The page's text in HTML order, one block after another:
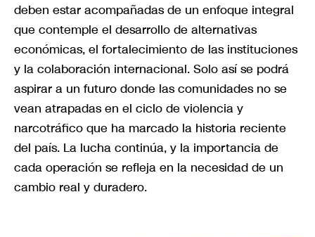
deben estar acompañadas de un enfoque integral
que contemple el desarrollo de alternativas
económicas, el fortalecimiento de las instituciones
y la colaboración internacional. Solo así se podrá
aspirar a un futuro donde las comunidades no se
vean atrapadas en el ciclo de violencia y
narcotráfico que ha marcado la historia reciente
del país. La lucha continúa, y la importancia de
cada operación se refleja en la necesidad de un
cambio real y duradero.